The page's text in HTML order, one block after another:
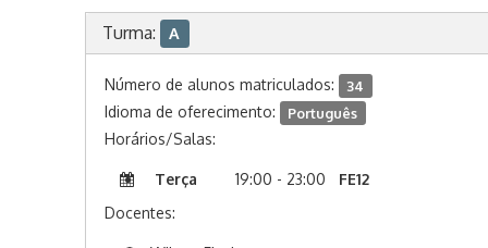
Turma: A
Número de alunos matriculados: 34
Idioma de oferecimento: Português
Horários/Salas:
Terça 19:00 - 23:00
FE12
Docentes: